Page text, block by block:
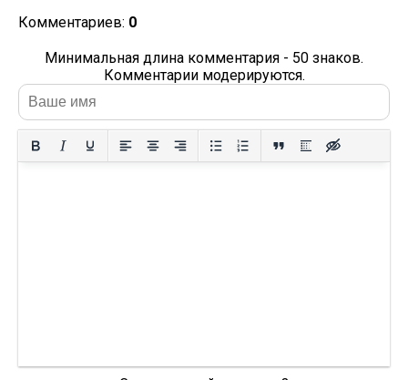
Комментариев: 0
Минимальная длина комментария - 50 знаков.
Комментарии модерируются.